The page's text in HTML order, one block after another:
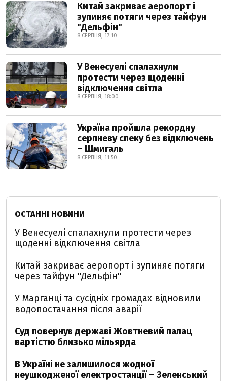
Китай закриває аеропорт і
зупиняє потяги через тайфун
"Дельфін"
8 СЕРПНЯ, 17:10
У Венесуелі спалахнули
протести через щоденні
відключення світла
8 СЕРПНЯ, 18:00
Україна пройшла рекордну
серпневу спеку без відключень
– Шмигаль
8 СЕРПНЯ, 11:50
ОСТАННІ НОВИНИ
У Венесуелі спалахнули протести через
щоденні відключення світла
Китай закриває аеропорт і зупиняє потяги
через тайфун "Дельфін"
У Марганці та сусідніх громадах відновили
водопостачання після аварії
Суд повернув державі Жовтневий палац
вартістю близько мільярда
В Україні не залишилося жодної
неушкодженої електростанції – Зеленський